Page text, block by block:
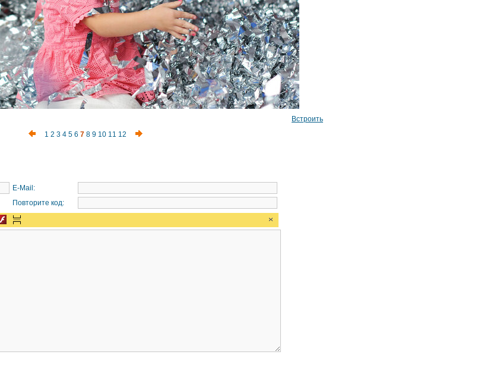
Встроить
1 2 3 4 5 6 7 8 9 10 11 12
E-Mail:
Повторите код: